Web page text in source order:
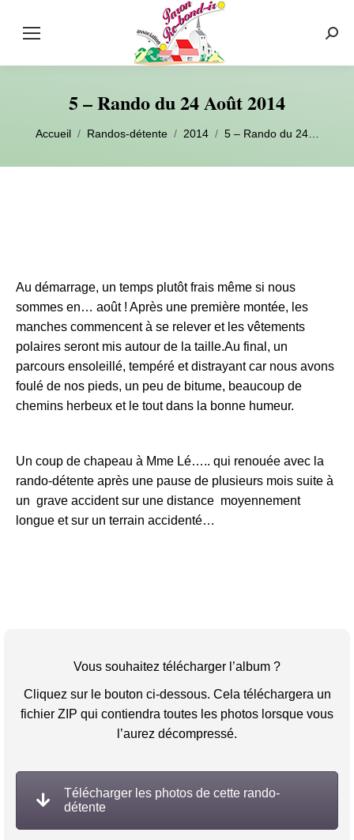
5 – Rando du 24 Août 2014
Accueil Randos-détente 2014 5 – Rando du 24…
Au démarrage, un temps plutôt frais même si nous
sommes en… août ! Après une première montée, les
manches commencent à se relever et les vêtements
polaires seront mis autour de la taille.Au final, un
parcours ensoleillé, tempéré et distrayant car nous avons
foulé de nos pieds, un peu de bitume, beaucoup de
chemins herbeux et le tout dans la bonne humeur.
Un coup de chapeau à Mme Lé….. qui renouée avec la
rando-détente après une pause de plusieurs mois suite à
un grave accident sur une distance moyennement
longue et sur un terrain accidenté…
Vous souhaitez télécharger l’album ?
Cliquez sur le bouton ci-dessous. Cela téléchargera un
fichier ZIP qui contiendra toutes les photos lorsque vous
l’aurez décompressé.
Télécharger les photos de cette rando-
détente